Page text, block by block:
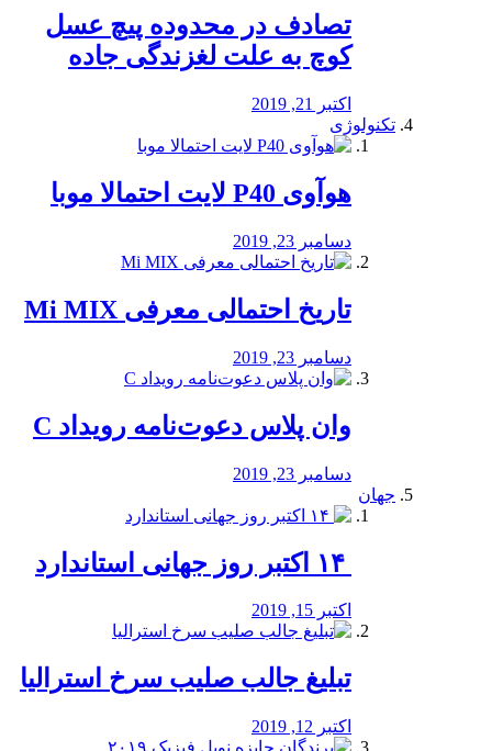
تصادف در محدوده پیچ عسل
کوچ به علت لغزندگی جاده
اکتبر 21, 2019
تکنولوژی
هوآوی P40 لایت احتمالا موبا
دسامبر 23, 2019
تاریخ احتمالی معرفی Mi MIX
دسامبر 23, 2019
وان پلاس دعوت‌نامه رویداد C
دسامبر 23, 2019
جهان
اکتبر 15, 2019
تبلیغ جالب صلیب سرخ استرالیا
اکتبر 12, 2019